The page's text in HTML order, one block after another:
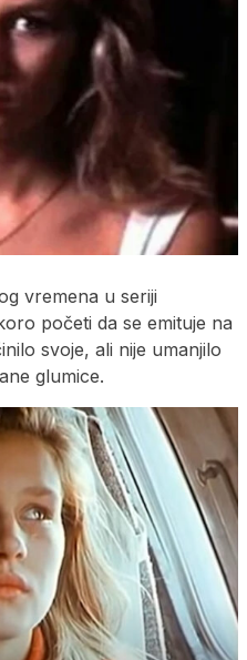
vremena u seriji
početi da se emituje na
svoje, ali nije umanjilo
glumice.